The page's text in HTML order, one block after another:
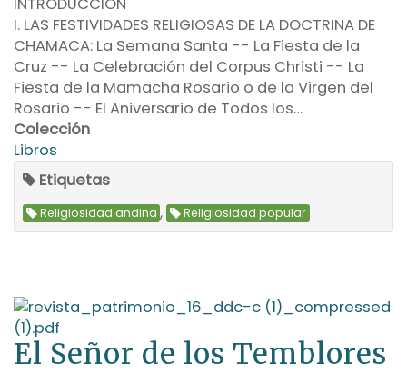
I. LAS FESTIVIDADES RELIGIOSAS DE LA DOCTRINA DE
CHAMACA: La Semana Santa -- La Fiesta de la
Cruz -- La Celebración del Corpus Christi -- La
Fiesta de la Mamacha Rosario o de la Virgen del
Rosario -- El Aniversario de Todos los…
Colección
Libros
Etiquetas
Religiosidad andina , Religiosidad popular
El Señor de los Temblores